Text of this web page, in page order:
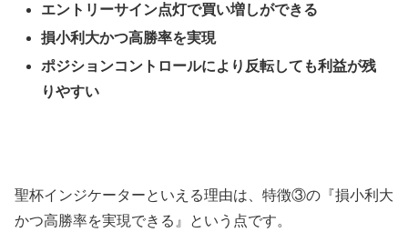
エントリーサイン点灯で買い増しができる
損小利大かつ高勝率を実現
ポジションコントロールにより反転しても利益が残
りやすい
聖杯インジケーターといえる理由は、特徴③の『損小利大
かつ高勝率を実現できる』という点です。